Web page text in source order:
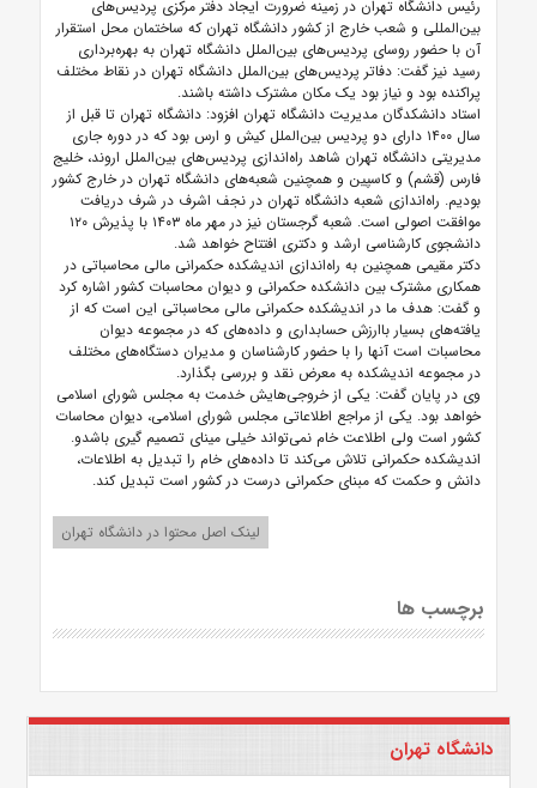
رئیس دانشگاه تهران در زمینه ضرورت ایجاد دفتر مرکزی پردیس‌های
بین‌المللی و شعب خارج از کشور دانشگاه تهران که ساختمان محل استقرار
آن با حضور روسای پردیس‌های بین‌الملل دانشگاه تهران به بهره‌برداری
رسید نیز گفت: دفاتر پردیس‌های بین‌الملل دانشگاه تهران در نقاط مختلف
پراکنده بود و نیاز بود یک مکان مشترک داشته باشند.
استاد دانشکدگان مدیریت دانشگاه تهران افزود: دانشگاه تهران تا قبل از
سال ۱۴۰۰ دارای دو پردیس بین‌الملل کیش و ارس بود که در دوره جاری
مدیریتی دانشگاه تهران شاهد راه‌اندازی پردیس‌های بین‌الملل اروند، خلیج
فارس (قشم) و کاسپین و همچنین شعبه‌های دانشگاه تهران در خارج کشور
بودیم. راه‌اندازی شعبه دانشگاه تهران در نجف اشرف در شرف دریافت
موافقت اصولی است. شعبه گرجستان نیز در مهر ماه ۱۴۰۳ با پذیرش ۱۲۰
دانشجوی کارشناسی ارشد و دکتری افتتاح خواهد شد.
دکتر مقیمی همچنین به راه‌اندازی اندیشکده حکمرانی مالی محاسباتی در
همکاری مشترک بین دانشکده حکمرانی و دیوان محاسبات کشور اشاره کرد
و گفت: هدف ما در اندیشکده حکمرانی مالی محاسباتی این است که از
یافته‌های بسیار باارزش حسابداری و داده‌های که در مجموعه دیوان
محاسبات است آنها را با حضور کارشناسان و مدیران دستگاه‌های مختلف
در مجموعه اندیشکده به معرض نقد و بررسی بگذارد.
وی در پایان گفت: یکی از خروجی‌هایش خدمت به مجلس شورای اسلامی
خواهد بود. یکی از مراجع اطلاعاتی مجلس شورای اسلامی، دیوان محاسات
کشور است ولی اطلاعت خام نمی‌تواند خیلی مینای تصمیم گیری باشدو.
اندیشکده حکمرانی تلاش می‌کند تا داده‌های خام را تبدیل به اطلاعات،
دانش و حکمت که مبنای حکمرانی درست در کشور است تبدیل کند.
لینک اصل محتوا در دانشگاه تهران
برچسب ها
دانشگاه تهران